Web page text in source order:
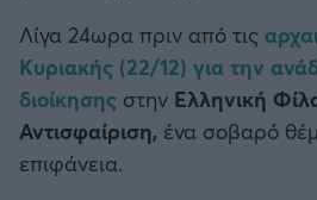
Ατρόμητος Αθηνών
Κηφισιά
Αστέρας Τρίπολης
Λίγα 24ωρα πριν από τις
Κυριακής (22/12) για την
διοίκησης στην Ελληνική
Αντισφαίριση, ένα σοβαρό
επιφάνεια.